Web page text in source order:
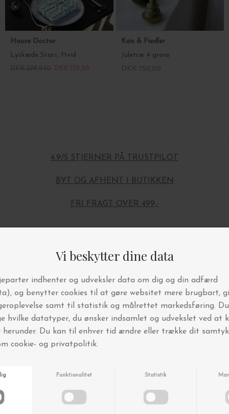
House Doctor
Lyskæde Stars, Hvid
Keis & Fiedler
Juletræ 4 grene
4.9/5 STJERNER PÅ TRUSTPILOT
BYT OG AFHENT I BUTIKKEN
FRI FRAGT OVER 499,-
Andre købte også